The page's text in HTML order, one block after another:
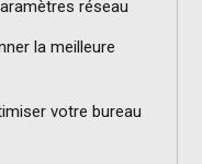
réseau
la meilleure
votre bureau